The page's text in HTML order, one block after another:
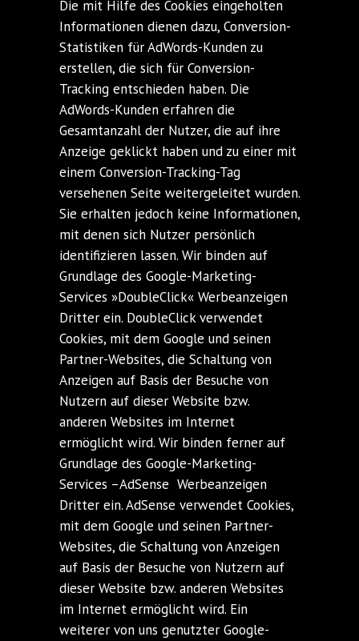
Die mit Hilfe des Cookies eingeholten
Informationen dienen dazu, Conversion-
Statistiken für AdWords-Kunden zu
erstellen, die sich für Conversion-
Tracking entschieden haben. Die
AdWords-Kunden erfahren die
Gesamtanzahl der Nutzer, die auf ihre
Anzeige geklickt haben und zu einer mit
einem Conversion-Tracking-Tag
versehenen Seite weitergeleitet wurden.
Sie erhalten jedoch keine Informationen,
mit denen sich Nutzer persönlich
identifizieren lassen. Wir binden auf
Grundlage des Google-Marketing-
Services »DoubleClick« Werbeanzeigen
Dritter ein. DoubleClick verwendet
Cookies, mit dem Google und seinen
Partner-Websites, die Schaltung von
Anzeigen auf Basis der Besuche von
Nutzern auf dieser Website bzw.
anderen Websites im Internet
ermöglicht wird. Wir binden ferner auf
Grundlage des Google-Marketing-
Services –AdSense Werbeanzeigen
Dritter ein. AdSense verwendet Cookies,
mit dem Google und seinen Partner-
Websites, die Schaltung von Anzeigen
auf Basis der Besuche von Nutzern auf
dieser Website bzw. anderen Websites
im Internet ermöglicht wird. Ein
weiterer von uns genutzter Google-